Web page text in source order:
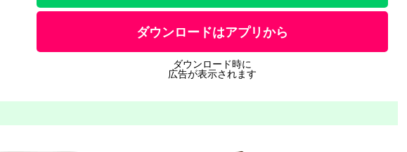
ダウンロードはアプリから
ダウンロード時に
広告が表示されます